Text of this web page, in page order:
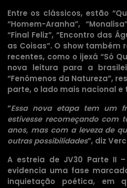
Entre os clássicos, estão
“Homem-Aranha”,
“Final Feliz”, “Encontro das
as Coisas”. O show também
recentes, como o ijexá “Só
nova leitura para a
“Fenômenos da Natureza”,
parte, o lado mais nacional
“Essa nova etapa tem um
estivesse recomeçando com
anos, mas com a leveza de
outras possibilidades”, diz
A estreia de JV30 Parte II
evidencia uma fase
inquietação poética, em